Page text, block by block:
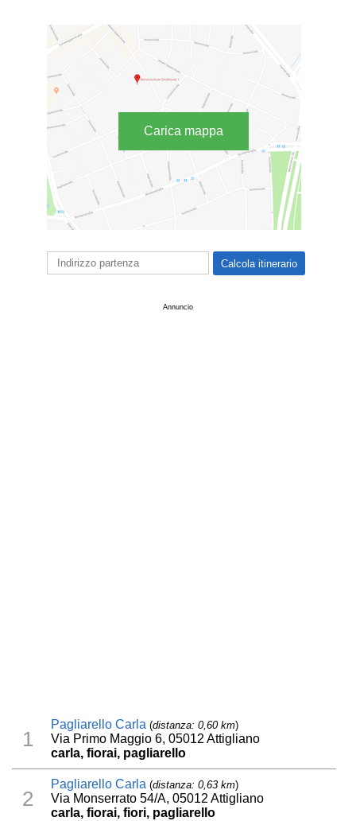
Carica mappa
Annuncio
1
Pagliarello Carla (distanza: 0,60 km)
Via Primo Maggio 6, 05012 Attigliano
carla, fiorai, pagliarello
2
Pagliarello Carla (distanza: 0,63 km)
Via Monserrato 54/A, 05012 Attigliano
carla, fiorai, fiori, pagliarello